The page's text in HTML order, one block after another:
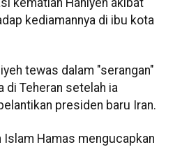
kematian Haniyeh akibat
kediamannya di ibu kota
tewas dalam "serangan"
di Teheran setelah ia
presiden baru Iran.
Islam Hamas mengucapkan